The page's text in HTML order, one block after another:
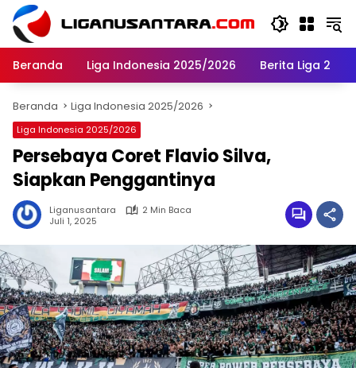
Langsung
konten
Beranda
Liga Indonesia 2025/2026 Berita Liga 2
Beranda Liga Indonesia 2025/2026
Liga Indonesia 2025/2026
Persebaya Coret Flavio Silva,
Siapkan Penggantinya
Liganusantara
2 Min Baca
Juli 1, 2025